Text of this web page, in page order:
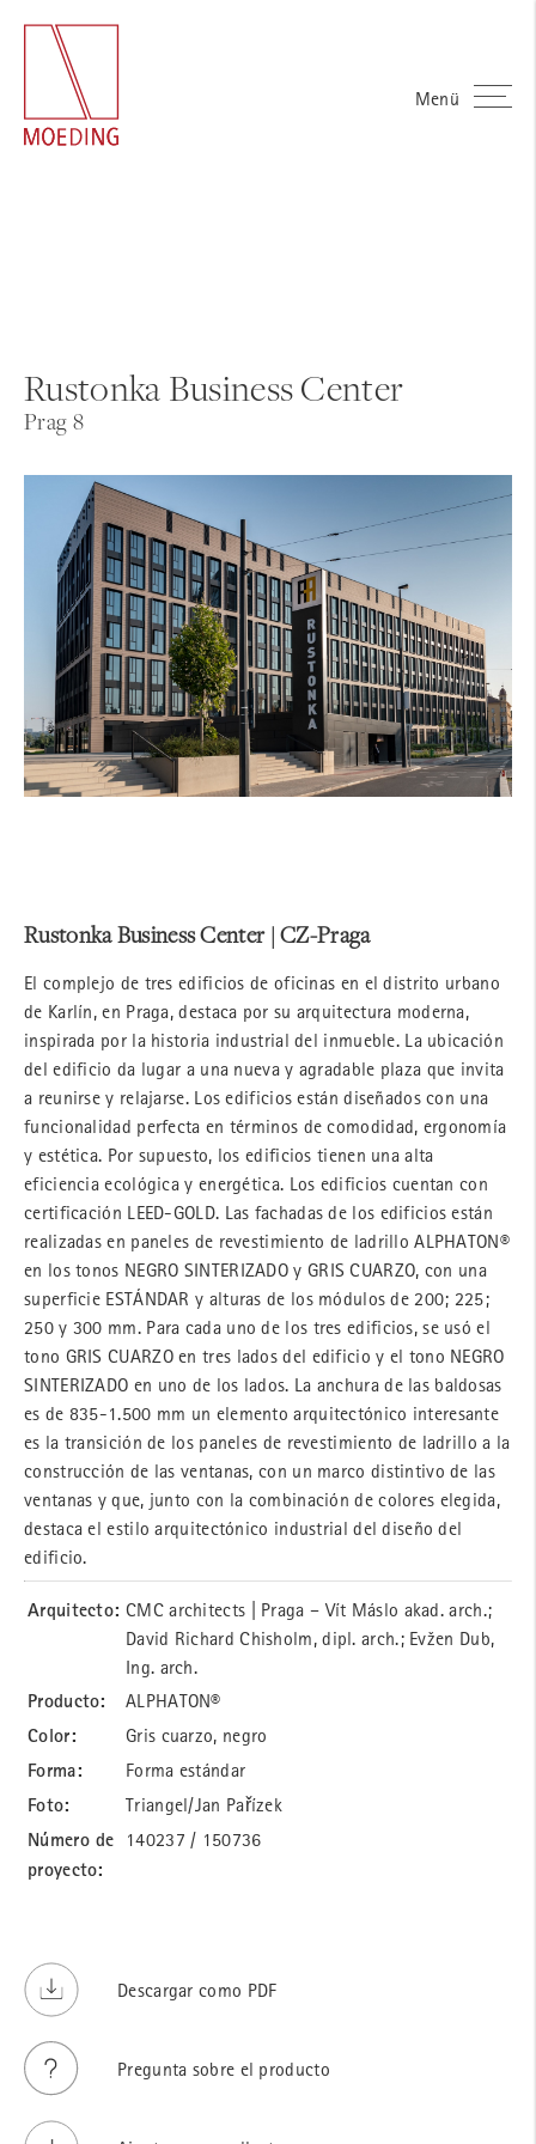
Menü
Rustonka Business Center
Prag 8
Rustonka Business Center | CZ-Praga
El complejo de tres edificios de oficinas en el distrito urbano
de Karlín, en Praga, destaca por su arquitectura moderna,
inspirada por la historia industrial del inmueble. La ubicación
del edificio da lugar a una nueva y agradable plaza que invita
a reunirse y relajarse. Los edificios están diseñados con una
funcionalidad perfecta en términos de comodidad, ergonomía
y estética. Por supuesto, los edificios tienen una alta
eficiencia ecológica y energética. Los edificios cuentan con
certificación LEED-GOLD. Las fachadas de los edificios están
realizadas en paneles de revestimiento de ladrillo ALPHATON®
en los tonos NEGRO SINTERIZADO y GRIS CUARZO, con una
superficie ESTÁNDAR y alturas de los módulos de 200; 225;
250 y 300 mm. Para cada uno de los tres edificios, se usó el
tono GRIS CUARZO en tres lados del edificio y el tono NEGRO
SINTERIZADO en uno de los lados. La anchura de las baldosas
es de 835-1.500 mm un elemento arquitectónico interesante
es la transición de los paneles de revestimiento de ladrillo a la
construcción de las ventanas, con un marco distintivo de las
ventanas y que, junto con la combinación de colores elegida,
destaca el estilo arquitectónico industrial del diseño del
edificio.
Arquitecto: CMC architects | Praga – Vít Máslo akad. arch.;
David Richard Chisholm, dipl. arch.; Evžen Dub,
Ing. arch.
Producto: ALPHATON®
Color: Gris cuarzo, negro
Forma: Forma estándar
Foto: Triangel/Jan Pařízek
Número de
proyecto:
140237 / 150736
Descargar como PDF
Pregunta sobre el producto